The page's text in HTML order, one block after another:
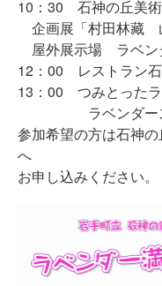
10：30 石神の丘美
企画展「村田林藏
屋外展示場 ラベン
12：00 レストラン
13：00 つみとったラ
ラベンダース
参加希望の方は石神の
へ
お申し込みください。